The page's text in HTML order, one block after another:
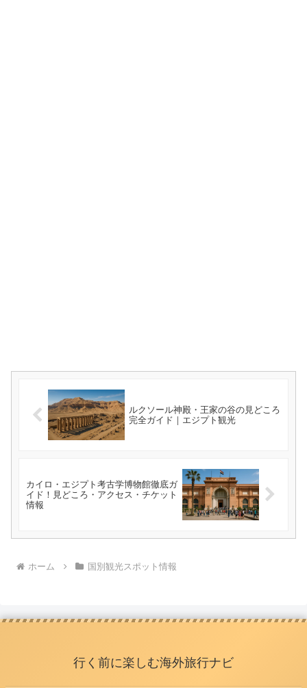
ルクソール神殿・王家の谷の見どころ
完全ガイド｜エジプト観光
カイロ・エジプト考古学博物館徹底ガ
イド！見どころ・アクセス・チケット
情報
ホーム 国別観光スポット情報
行く前に楽しむ海外旅行ナビ